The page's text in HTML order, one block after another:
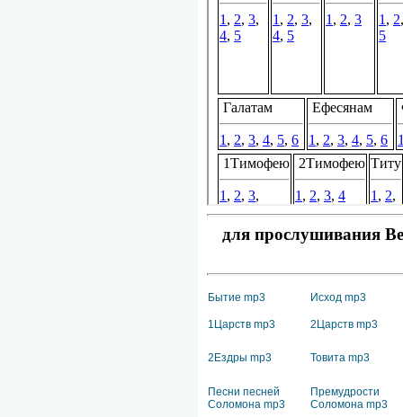
для прослушивания
Бытие mp3 Исход mp3
1Царств mp3 2Царств mp3
2Ездры mp3 Товита mp3
Песни песней
Соломона mp3
Премудрости
Соломона mp3